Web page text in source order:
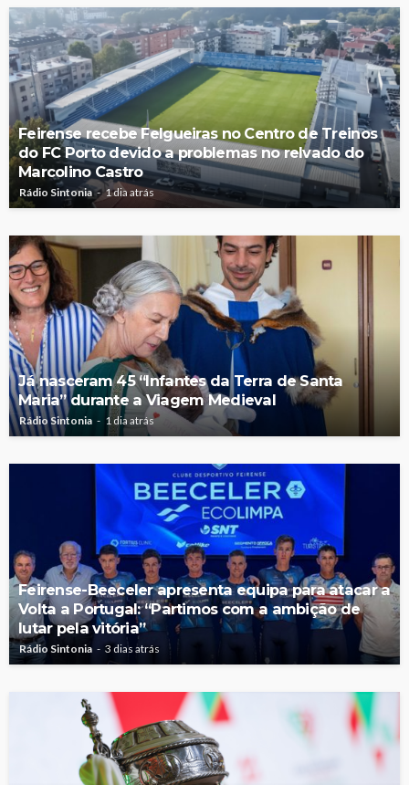
Feirense recebe Felgueiras no Centro de Treinos
do FC Porto devido a problemas no relvado do
Marcolino Castro
Rádio Sintonia 1 dia atrás
Já nasceram 45 “Infantes da Terra de Santa
Maria” durante a Viagem Medieval
Rádio Sintonia 1 dia atrás
Feirense-Beeceler apresenta equipa para atacar a
Volta a Portugal: “Partimos com a ambição de
lutar pela vitória”
Rádio Sintonia 3 dias atrás